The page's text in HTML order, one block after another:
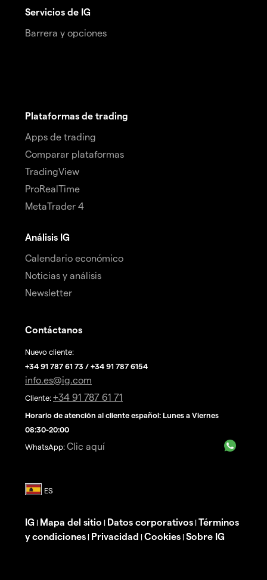
Servicios de IG
Barrera y opciones
Plataformas de trading
Apps de trading
Comparar plataformas
TradingView
ProRealTime
MetaTrader 4
Análisis IG
Calendario económico
Noticias y análisis
Newsletter
Contáctanos
Nuevo cliente:
+34 91 787 61 73 / +34 91 787 6154
info.es@ig.com
Cliente: +34 91 787 61 71
Horario de atención al cliente español: Lunes a Viernes
08:30-20:00
WhatsApp: Clic aquí
IG | Mapa del sitio | Datos corporativos | Términos
y condiciones | Privacidad | Cookies | Sobre IG